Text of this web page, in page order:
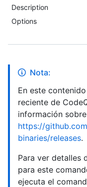
Description
Options
Nota:
En este
reciente de
información
https://
binaries/releases.
Para ver detalles
para este
ejecuta el